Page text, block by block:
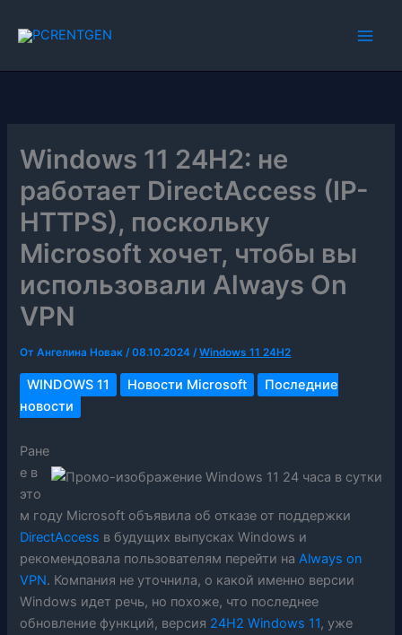
Windows 11 24H2: не
работает DirectAccess (IP-
HTTPS), поскольку
Microsoft хочет, чтобы вы
использовали Always On
VPN
ОтАнгелина Новак/08.10.2024/Windows 11 24H2
WINDOWS 11 Новости Microsoft
Последние
новости
Ране
е в
это
м году Microsoft объявила об отказе от поддержки
DirectAccess в будущих выпусках Windows и
рекомендовала пользователям перейти наAlways on
VPN. Компания не уточнила, о какой именно версии
Windows идет речь, но похоже, что последнее
обновление функций, версия 24H2 Windows 11, уже